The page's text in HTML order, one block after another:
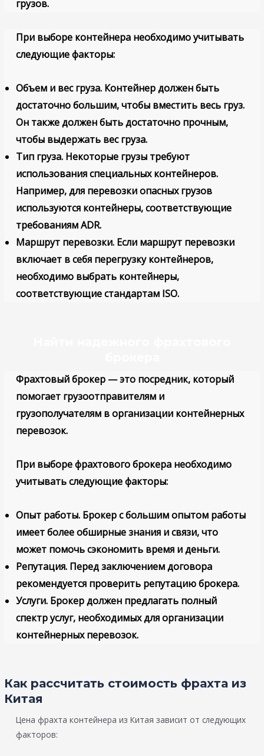
грузов.
При выборе контейнера необходимо учитывать
следующие факторы:
Объем и вес груза. Контейнер должен быть
достаточно большим, чтобы вместить весь груз.
Он также должен быть достаточно прочным,
чтобы выдержать вес груза.
Тип груза. Некоторые грузы требуют
использования специальных контейнеров.
Например, для перевозки опасных грузов
используются контейнеры, соответствующие
требованиям ADR.
Маршрут перевозки. Если маршрут перевозки
включает в себя перегрузку контейнеров,
необходимо выбрать контейнеры,
соответствующие стандартам ISO.
Фрахтовый брокер — это посредник, который
помогает грузоотправителям и
грузополучателям в организации контейнерных
перевозок.
При выборе фрахтового брокера необходимо
учитывать следующие факторы:
Опыт работы. Брокер с большим опытом работы
имеет более обширные знания и связи, что
может помочь сэкономить время и деньги.
Репутация. Перед заключением договора
рекомендуется проверить репутацию брокера.
Услуги. Брокер должен предлагать полный
спектр услуг, необходимых для организации
контейнерных перевозок.
Как рассчитать стоимость фрахта из
Китая
Цена фрахта контейнера из Китая зависит от следующих
факторов: